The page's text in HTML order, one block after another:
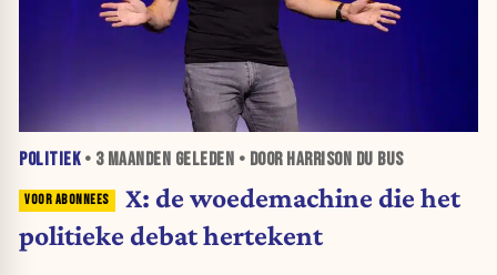
POLITIEK• 3 MAANDEN GELEDEN • DOOR HARRISON DU BUS
X: de woedemachine die het
politieke debat hertekent